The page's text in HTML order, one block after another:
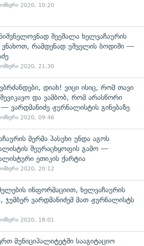
2020, 10:20
შეეშალა ხელვაჩაურის
ვნახოთ, რამდენად უშველის ბოდიში —
2020, 21:30
დიახ! ვიცი ისიც, რომ თავი
და ვამბობ, რომ არასწორი
— ვარდმანიძე ჟურნალისტის გინებაზე
2020, 09:46
მერმა პასუხი უნდა აგოს
შეურაცხყოფის გამო —
ეთიკის ქარტია
2020, 20:12
ინფორმაციით, ხელვაჩაურის
ჯუმბერ ვარდმანიძემ მათ ჟურნალისტს
2020, 18:01
მუნიციპალიტეტში სააგიტაციო